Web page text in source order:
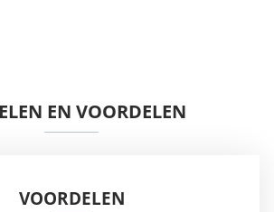
EN VOORDELEN
VOORDELEN